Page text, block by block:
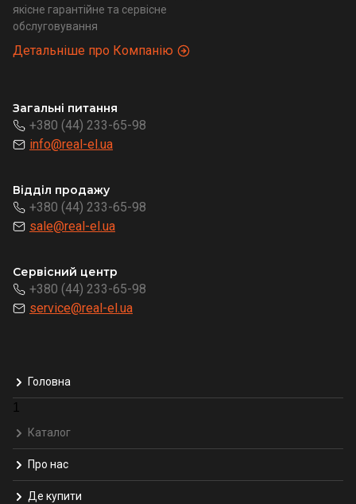
якісне гарантійне та сервісне
обслуговування
Детальніше про Компанію
Загальні питання
+380 (44) 233-65-98
info@real-el.ua
Відділ продажу
+380 (44) 233-65-98
sale@real-el.ua
Сервісний центр
+380 (44) 233-65-98
service@real-el.ua
Головна
1
Каталог
Про нас
Де купити